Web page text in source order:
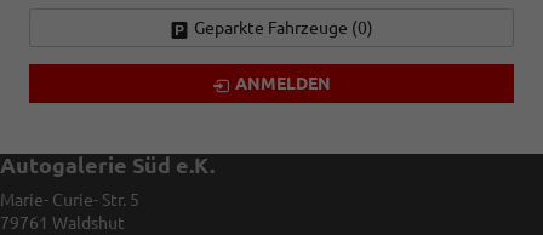
Geparkte Fahrzeuge (0)
ANMELDEN
Autogalerie Süd e.K.
Marie- Curie- Str. 5
79761 Waldshut